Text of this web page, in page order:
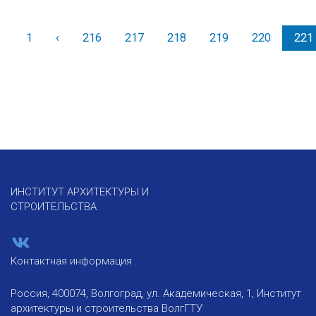
1 ‹Назад216 217 218 219 220 221
ИНСТИТУТ АРХИТЕКТУРЫ И
СТРОИТЕЛЬСТВА
Контактная информация
Россия, 400074, Волгоград, ул. Академическая, 1, Институт
архитектуры и строительства ВолгГТУ